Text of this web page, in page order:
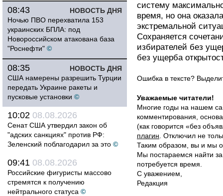
НОВОСТЬ ДНЯ
08:43
Ночью ПВО перехватила 153
украинских БПЛА: под
Новороссийском атакована база
"Роснефти" ©
НОВОСТЬ ДНЯ
08:35
США намерены разрешить Турции
передать Украине ракеты и
пусковые установки ©
10:02 08.08.2026
Сенат США утвердил закон об
"адских санкциях" против РФ:
Зеленский поблагодарил за это ©
09:41 08.08.2026
Российские фигуристы массово
стремятся к получению
нейтрального статуса ©
систему
время, но она
экстремальной
Сохраняется
избирателей без
без ущерба
Ошибка в тексте?
Уважаемые читатели!
Многие годы на нашем
комментирования,
(как говорится «без
плагин . Отключил не
Таким образом, вы и мы
Мы постараемся найти
потребуется время.
С уважением,
Редакция